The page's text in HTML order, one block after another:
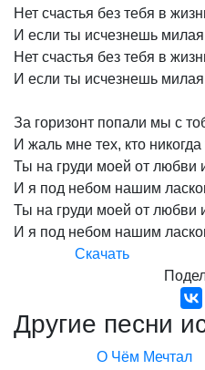
Нет счастья без тебя в
И если ты исчезнешь милая
Нет счастья без тебя в
И если ты исчезнешь милая
За горизонт попали мы с
И жаль мне тех, кто никогда
Ты на груди моей от любви
И я под небом нашим
Ты на груди моей от любви
И я под небом нашим
Скачать
Другие песни
О Чём Мечтал